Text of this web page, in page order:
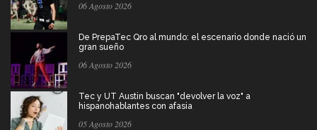
06 Agosto 2026
De PrepaTec Qro al mundo: el escenario donde nació un
gran sueño
06 Agosto 2026
Tec y UT Austin buscan "devolver la voz" a
hispanohablantes con afasia
05 Agosto 2026